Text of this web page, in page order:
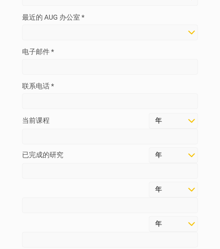
最近的 AUG 办公室 *
电子邮件 *
联系电话 *
当前课程
已完成的研究